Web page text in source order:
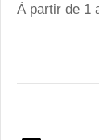
À partir de 1